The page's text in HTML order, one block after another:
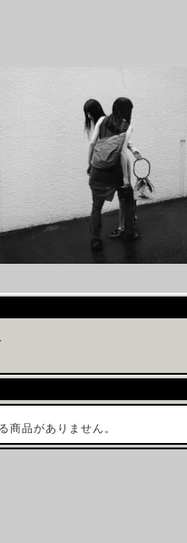
商品がありません。